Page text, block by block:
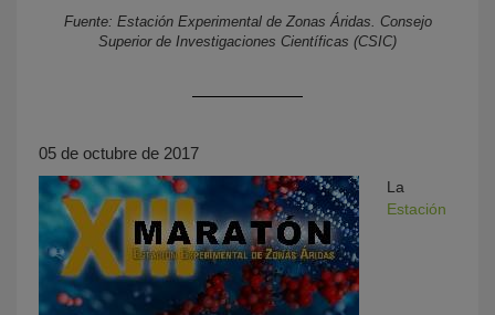
Fuente: Estación Experimental de Zonas Áridas. Consejo
Superior de Investigaciones Científicas (CSIC)
05 de octubre de 2017
La
Estación